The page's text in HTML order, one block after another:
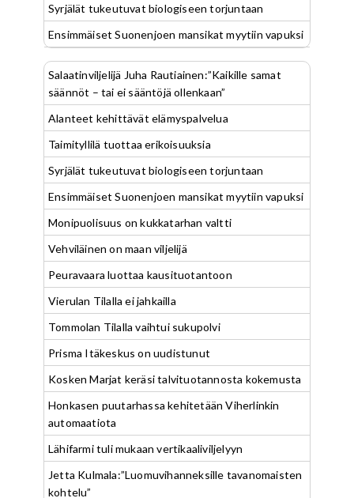
Syrjälät tukeutuvat biologiseen torjuntaan
Ensimmäiset Suonenjoen mansikat myytiin vapuksi
Salaatinviljelijä Juha Rautiainen:”Kaikille samat
säännöt – tai ei sääntöjä ollenkaan”
Alanteet kehittävät elämyspalvelua
Taimityllilä tuottaa erikoisuuksia
Syrjälät tukeutuvat biologiseen torjuntaan
Ensimmäiset Suonenjoen mansikat myytiin vapuksi
Monipuolisuus on kukkatarhan valtti
Vehviläinen on maan viljelijä
Peuravaara luottaa kausituotantoon
Vierulan Tilalla ei jahkailla
Tommolan Tilalla vaihtui sukupolvi
Prisma Itäkeskus on uudistunut
Kosken Marjat keräsi talvituotannosta kokemusta
Honkasen puutarhassa kehitetään Viherlinkin
automaatiota
Lähifarmi tuli mukaan vertikaaliviljelyyn
Jetta Kulmala:”Luomuvihanneksille tavanomaisten
kohtelu”